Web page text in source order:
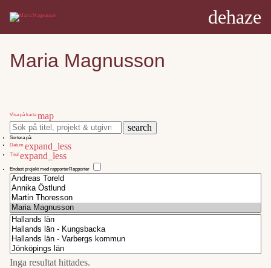
dehaze
Maria Magnusson
Visa på kartamap
search
Sortera på:
Datum expand_less
Titel expand_less
Endast projekt med rapporterRapporter
Inga resultat hittades.